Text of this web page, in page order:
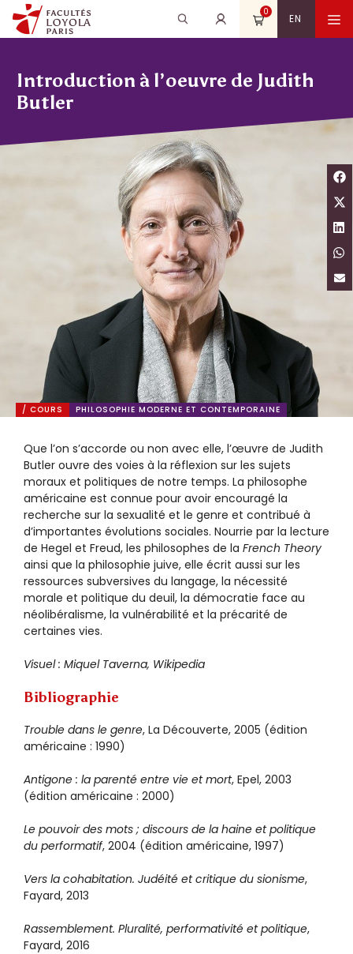
au
contenu
EN
0
Recherche
pour
Rechercher
Introduction à l’oeuvre de Judith
Butler
/ COURS PHILOSOPHIE MODERNE ET CONTEMPORAINE
Que l’on s’accorde ou non avec elle, l’œuvre de Judith
Butler ouvre des voies à la réflexion sur les sujets
moraux et politiques de notre temps. La philosophe
américaine est connue pour avoir encouragé la
recherche sur la sexualité et le genre et contribué à
d’importantes évolutions sociales. Nourrie par la lecture
de Hegel et Freud, les philosophes de la French Theory
ainsi que la philosophie juive, elle écrit aussi sur les
ressources subversives du langage, la nécessité
morale et politique du deuil, la démocratie face au
néolibéralisme, la vulnérabilité et la précarité de
certaines vies.
Visuel : Miquel Taverna, Wikipedia
Bibliographie
Trouble dans le genre, La Découverte, 2005 (édition
américaine : 1990)
Antigone : la parenté entre vie et mort, Epel, 2003
(édition américaine : 2000)
Le pouvoir des mots ; discours de la haine et politique
du performatif, 2004 (édition américaine, 1997)
Vers la cohabitation. Judéité et critique du sionisme,
Fayard, 2013
Rassemblement. Pluralité, performativité et politique,
Fayard, 2016